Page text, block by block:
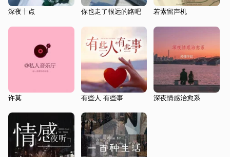
深夜十点 你也走了很远的路吧 若素留声机
许莫 有些人 有些事 深夜情感治愈系